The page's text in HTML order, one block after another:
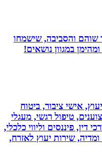
והסביבה, שישמחו
במגוון נושאים!
אישי ציבור, ביטוח
טיפול רגשי, מעגלי
פיננסים וליווי כלכלי,
שירות יעוץ לאזרח,